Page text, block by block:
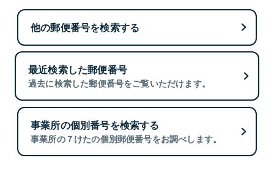
他の郵便番号を検索する
最近検索した郵便番号
過去に検索した郵便番号をご覧いただけます。
事業所の個別番号を検索する
事業所の７けたの個別郵便番号をお調べします。